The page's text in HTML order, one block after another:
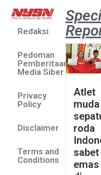
Redaksi
Pedoman
Pemberitaan
Media Siber
Privacy
Policy
Disclaimer
Terms and
Conditions
Atlet
muda
roda
sabet
emas